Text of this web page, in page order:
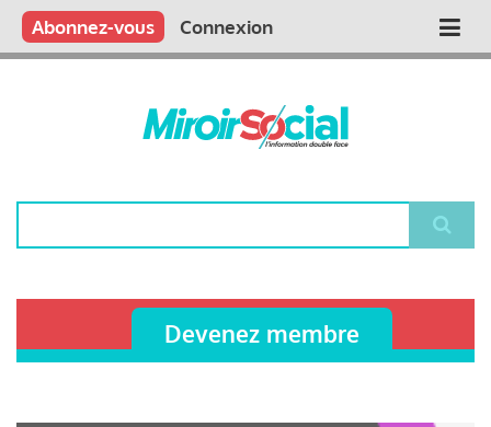
Aller
contenu
Main
Qui sommes nous ?
Vous publiez
Nous publions
Contactez-nous
Abonnez-vous Connexion
Devenez membre